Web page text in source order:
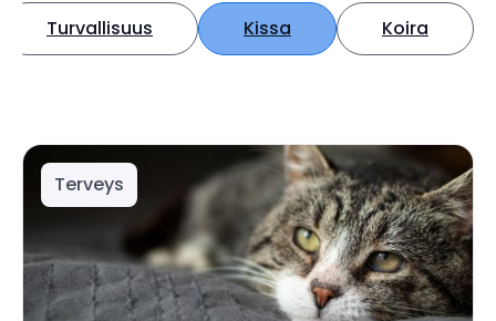
Turvallisuus Kissa Koira
Terveys